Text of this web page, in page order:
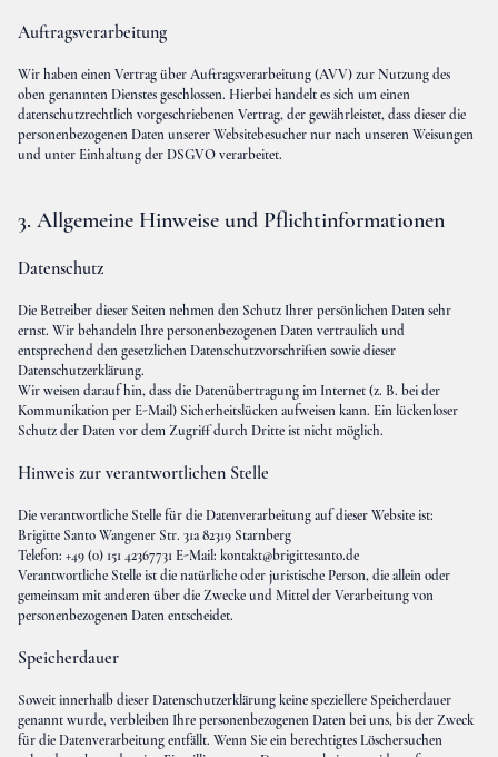
Auftragsverarbeitung
Wir haben einen Vertrag über Auftragsverarbeitung (AVV) zur Nutzung des
oben genannten Dienstes geschlossen. Hierbei handelt es sich um einen
datenschutzrechtlich vorgeschriebenen Vertrag, der gewährleistet, dass dieser die
personenbezogenen Daten unserer Websitebesucher nur nach unseren Weisungen
und unter Einhaltung der DSGVO verarbeitet.
3. Allgemeine Hinweise und Pflichtinformationen
Datenschutz
Die Betreiber dieser Seiten nehmen den Schutz Ihrer persönlichen Daten sehr
ernst. Wir behandeln Ihre personenbezogenen Daten vertraulich und
entsprechend den gesetzlichen Datenschutzvorschriften sowie dieser
Datenschutzerklärung.
Wir weisen darauf hin, dass die Datenübertragung im Internet (z. B. bei der
Kommunikation per E-Mail) Sicherheitslücken aufweisen kann. Ein lückenloser
Schutz der Daten vor dem Zugriff durch Dritte ist nicht möglich.
Hinweis zur verantwortlichen Stelle
Die verantwortliche Stelle für die Datenverarbeitung auf dieser Website ist:
Brigitte Santo Wangener Str. 31a 82319 Starnberg
Telefon: +49 (0) 151 42367731 E-Mail:kontakt@brigittesanto.de
Verantwortliche Stelle ist die natürliche oder juristische Person, die allein oder
gemeinsam mit anderen über die Zwecke und Mittel der Verarbeitung von
personenbezogenen Daten entscheidet.
Speicherdauer
Soweit innerhalb dieser Datenschutzerklärung keine speziellere Speicherdauer
genannt wurde, verbleiben Ihre personenbezogenen Daten bei uns, bis der Zweck
für die Datenverarbeitung entfällt. Wenn Sie ein berechtigtes Löschersuchen